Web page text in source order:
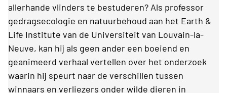
allerhande vlinders te bestuderen? Als professor
gedragsecologie en natuurbehoud aan het Earth &
Life Institute van de Universiteit van Louvain-la-
Neuve, kan hij als geen ander een boeiend en
geanimeerd verhaal vertellen over het onderzoek
waarin hij speurt naar de verschillen tussen
winnaars en verliezers onder wilde dieren in